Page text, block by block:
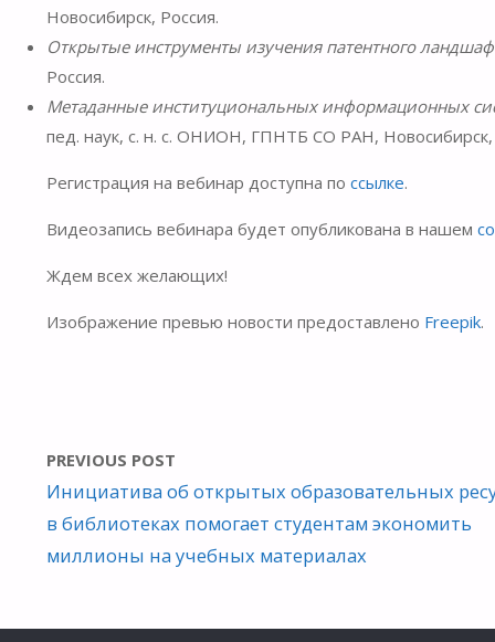
Новосибирск, Россия.
Открытые инструменты изучения патентного
Россия.
Метаданные институциональных информационных
пед. наук, с. н. с. ОНИОН, ГПНТБ СО РАН, Новосибирск,
Регистрация на вебинар доступна по ссылке.
Видеозапись вебинара будет опубликована в нашем
Ждем всех желающих!
Изображение превью новости предоставлено Freepik.
PREVIOUS POST
Инициатива об открытых образовательных
в библиотеках помогает студентам экономить
миллионы на учебных материалах